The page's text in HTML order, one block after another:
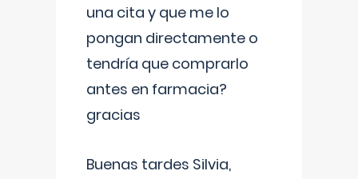
una cita y que me lo
pongan directamente o
tendría que comprarlo
antes en farmacia?
gracias
Buenas tardes Silvia,